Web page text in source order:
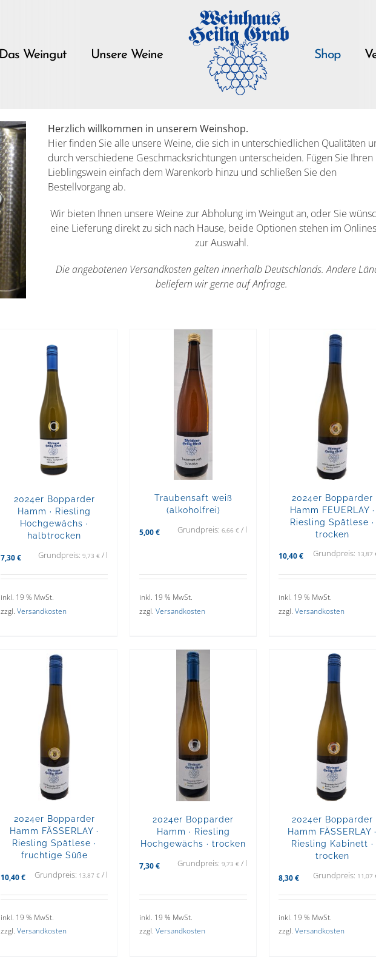
Das Weingut Unsere Weine Shop
Herzlich willkommen in unserem Weinshop.
Hier finden Sie alle unsere Weine, die sich in unterschiedlichen Qualitäten
durch verschiedene Geschmacksrichtungen unterscheiden. Fügen Sie Ihren
Lieblingswein einfach dem Warenkorb hinzu und schließen Sie den
Bestellvorgang ab.
Wir bieten Ihnen unsere Weine zur Abholung im Weingut an, oder Sie
eine Lieferung direkt zu sich nach Hause, beide Optionen stehen im
zur Auswahl.
Die angebotenen Versandkosten gelten innerhalb Deutschlands. Andere
beliefern wir gerne auf Anfrage.
2024er Bopparder
Hamm · Riesling
Hochgewächs ·
halbtrocken
7,30 € Grundpreis:9,73€ / l
inkl. 19 % MwSt.
zzgl. Versandkosten
Traubensaft weiß
(alkoholfrei)
5,00€ Grundpreis:6,66€ / l
inkl. 19 % MwSt.
zzgl.Versandkosten
2024er Bopparder
Hamm FEUERLAY ·
Riesling Spätlese ·
trocken
10,40€ Grundpreis: 13,87
inkl. 19 % MwSt.
zzgl.Versandkosten
2024er Bopparder
Hamm FÄSSERLAY ·
Riesling Spätlese ·
fruchtige Süße
10,40 € Grundpreis: 13,87€ / l
inkl. 19 % MwSt.
zzgl. Versandkosten
2024er Bopparder
Hamm · Riesling
Hochgewächs · trocken
7,30€ Grundpreis:9,73€ / l
inkl. 19 % MwSt.
zzgl.Versandkosten
2024er Bopparder
Hamm FÄSSERLAY ·
Riesling Kabinett ·
trocken
8,30€ Grundpreis: 11,07
inkl. 19 % MwSt.
zzgl.Versandkosten